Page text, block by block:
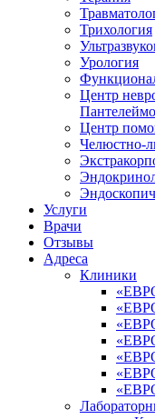
Трихология
Урология
Центр
Центр
Челюстно-
Услуги
Врачи
Отзывы
Адреса
Клиники